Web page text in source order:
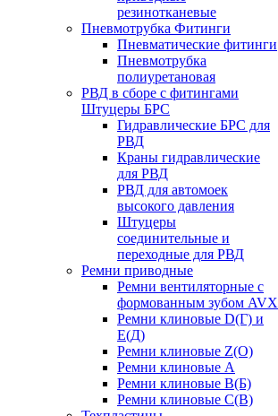
резинотканевые
Пневмотрубка Фитинги
Пневматические фитинги
Пневмотрубка
полиуретановая
РВД в сборе с фитингами
Штуцеры БРС
Гидравлические БРС для
РВД
Краны гидравлические
для РВД
РВД для автомоек
высокого давления
Штуцеры
соединительные и
переходные для РВД
Ремни приводные
Ремни вентиляторные с
формованным зубом AVX
Ремни клиновые D(Г) и
Е(Д)
Ремни клиновые Z(О)
Ремни клиновые А
Ремни клиновые В(Б)
Ремни клиновые С(В)